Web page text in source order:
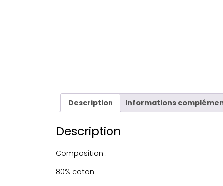
Description Informations
Description
Composition :
80% coton